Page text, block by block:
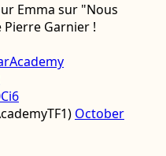
Emma sur "Nous
Pierre Garnier !
October